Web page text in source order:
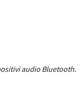
audio Bluetooth.